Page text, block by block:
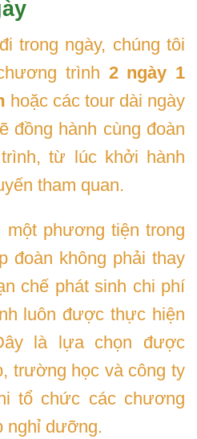
trong ngày, chúng tôi
trình 2 ngày 1
hoặc các tour dài ngày
đồng hành cùng đoàn
từ lúc khởi hành
tham quan.
phương tiện trong
đoàn không phải thay
chế phát sinh chi phí
luôn được thực hiện
là lựa chọn được
trường học và công ty
tổ chức các chương
nghỉ dưỡng.